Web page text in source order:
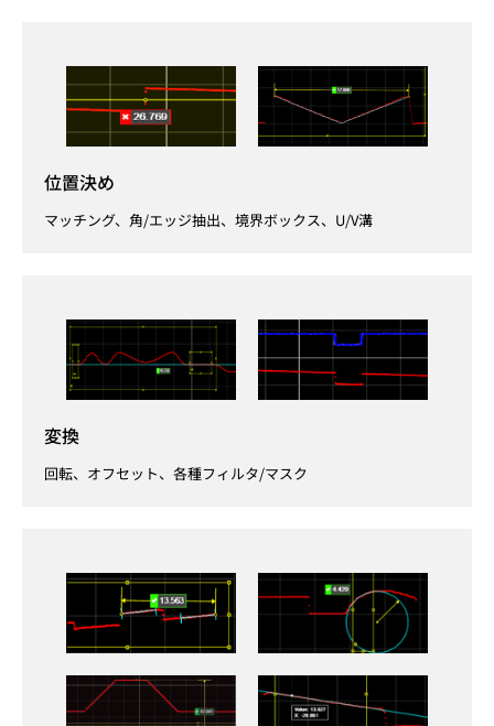
位置決め
マッチング、角/エッジ抽出、境界ボックス、U/V溝
変換
回転、オフセット、各種フィルタ/マスク